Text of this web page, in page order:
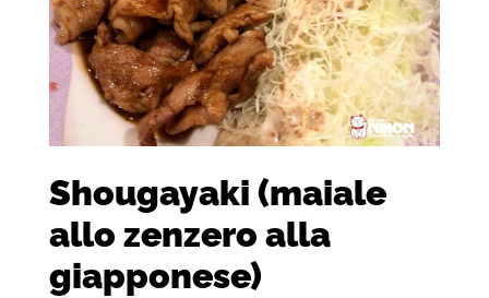
Shougayaki (maiale
allo zenzero alla
giapponese)